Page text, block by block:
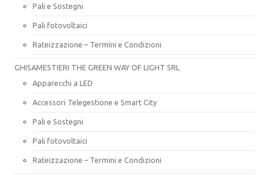
Pali e Sostegni
Pali fotovoltaici
Rateizzazione – Termini e Condizioni
GHISAMESTIERI THE GREEN WAY OF LIGHT SRL
Apparecchi a LED
Accessori Telegestione e Smart City
Pali e Sostegni
Pali fotovoltaici
Rateizzazione – Termini e Condizioni